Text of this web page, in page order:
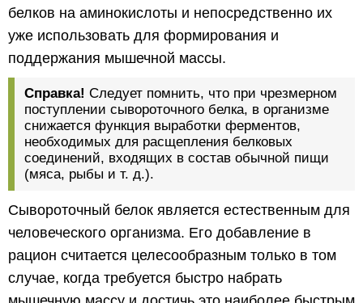
белков на аминокислоты и непосредственно их
уже использовать для формирования и
поддержания мышечной массы.
Справка! Следует помнить, что при чрезмерном
поступлении сывороточного белка, в организме
снижается функция выработки ферментов,
необходимых для расщепления белковых
соединений, входящих в состав обычной пищи
(мяса, рыбы и т. д.).
Сывороточный белок является естественным для
человеческого организма. Его добавление в
рацион считается целесообразным только в том
случае, когда требуется быстро набрать